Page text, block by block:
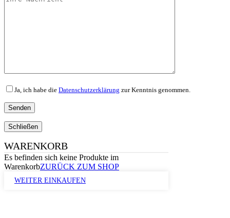
Ja, ich habe die Datenschutzerklärung zur Kenntnis genommen.
Schließen
WARENKORB
Es befinden sich keine Produkte im
WarenkorbZURÜCK ZUM SHOP
WEITER EINKAUFEN